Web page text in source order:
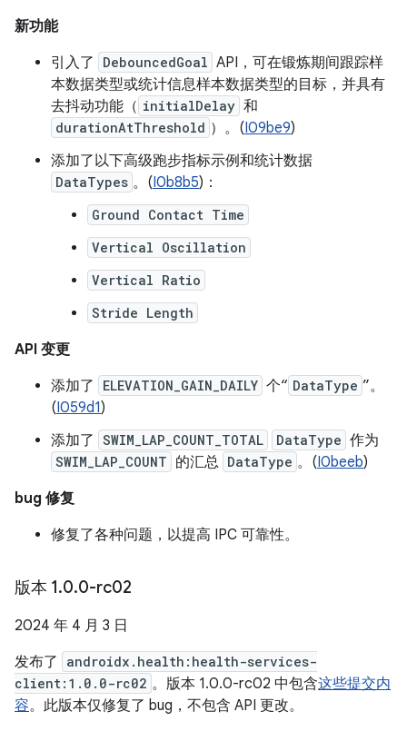
新功能
引入了
DebouncedGoal API，可在锻炼期间跟踪样
本数据类型或统计信息样本数据类型的目标，并具有
去抖动功能（ initialDelay 和
durationAtThreshold ）。(I09be9)
添加了以下高级跑步指标示例和统计数据
DataTypes 。(I0b8b5)：
Ground Contact Time
Vertical Oscillation
Vertical Ratio
Stride Length
API 变更
添加了
ELEVATION_GAIN_DAILY 个“ DataType ”。
(I059d1)
添加了 SWIM_LAP_COUNT_TOTAL DataType 作为
SWIM_LAP_COUNT 的汇总 DataType 。(I0beeb)
bug 修复
修复了各种问题，以提高 IPC 可靠性。
版本 1.0.0-rc02
2024 年 4 月 3 日
发布了
androidx.health:health-services-
client:1.0.0-rc02 。版本 1.0.0-rc02 中包含这些提交内
容。此版本仅修复了 bug，不包含 API 更改。